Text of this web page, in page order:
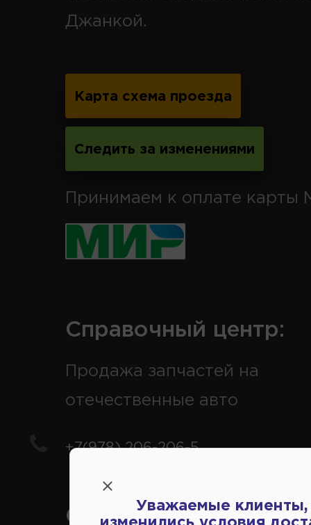
Джанкой.
Карта схема проезда
Следить за изменениями
Принимаем к оплате карты
Справочный центр:
Продажа запчастей на
отечественные авто
+7(978) 206-206-5
Справочный центр:
Уважаемые клиенты,